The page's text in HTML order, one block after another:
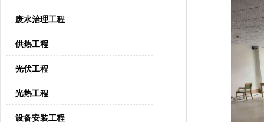
废水治理工程
供热工程
光伏工程
光热工程
设备安装工程